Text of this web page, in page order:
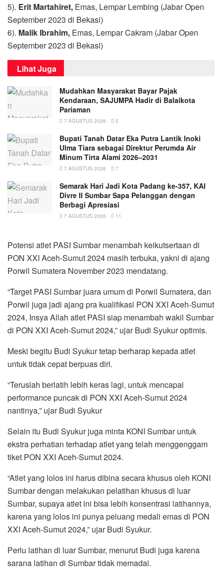
5). Erit Martahiret, Emas, Lempar Lembing (Jabar Open
September 2023 di Bekasi)
6). Malik Ibrahim, Emas, Lempar Cakram (Jabar Open
September 2023 di Bekasi)
Lihat Juga
Mudahkan Masyarakat Bayar Pajak
Kendaraan, SAJUMPA Hadir di Balaikota
Pariaman
7 AGUSTUS 2026 5
Bupati Tanah Datar Eka Putra Lantik Inoki
Ulma Tiara sebagai Direktur Perumda Air
Minum Tirta Alami 2026–2031
7 AGUSTUS 2026 7
Semarak Hari Jadi Kota Padang ke-357, KAI
Divre II Sumbar Sapa Pelanggan dengan
Berbagi Apresiasi
7 AGUSTUS 2026 11
Potensi atlet PASI Sumbar menambah keikutsertaan di
PON XXI Aceh-Sumut 2024 masih terbuka, yakni di ajang
Porwil Sumatera November 2023 mendatang.
“Target PASI Sumbar juara umum di Porwil Sumatera, dan
Porwil juga jadi ajang pra kualifikasi PON XXI Aceh-Sumut
2024, Insya Allah atlet PASI siap menambah wakil Sumbar
di PON XXI Aceh-Sumut 2024,” ujar Budi Syukur optimis.
Meski begitu Budi Syukur tetap berharap kepada atlet
untuk tidak cepat berpuas diri.
“Teruslah berlatih lebih keras lagi, untuk mencapai
performance puncak di PON XXI Aceh-Sumut 2024
nantinya,” ujar Budi Syukur
Selain itu Budi Syukur juga minta KONI Sumbar untuk
ekstra perhatian terhadap atlet yang telah menggenggam
tiket PON XXI Aceh-Sumut 2024.
“Atlet yang lolos ini harus dibina secara khusus oleh KONI
Sumbar dengan melakukan pelatihan khusus di luar
Sumbar, supaya atlet ini bisa lebih konsentrasi latihannya,
karena yang lolos ini punya peluang medali emas di PON
XXI Aceh-Sumut 2024,” ujar Budi Syukur.
Perlu latihan di luar Sumbar, menurut Budi juga karena
sarana latihan di Sumbar tidak memadai.